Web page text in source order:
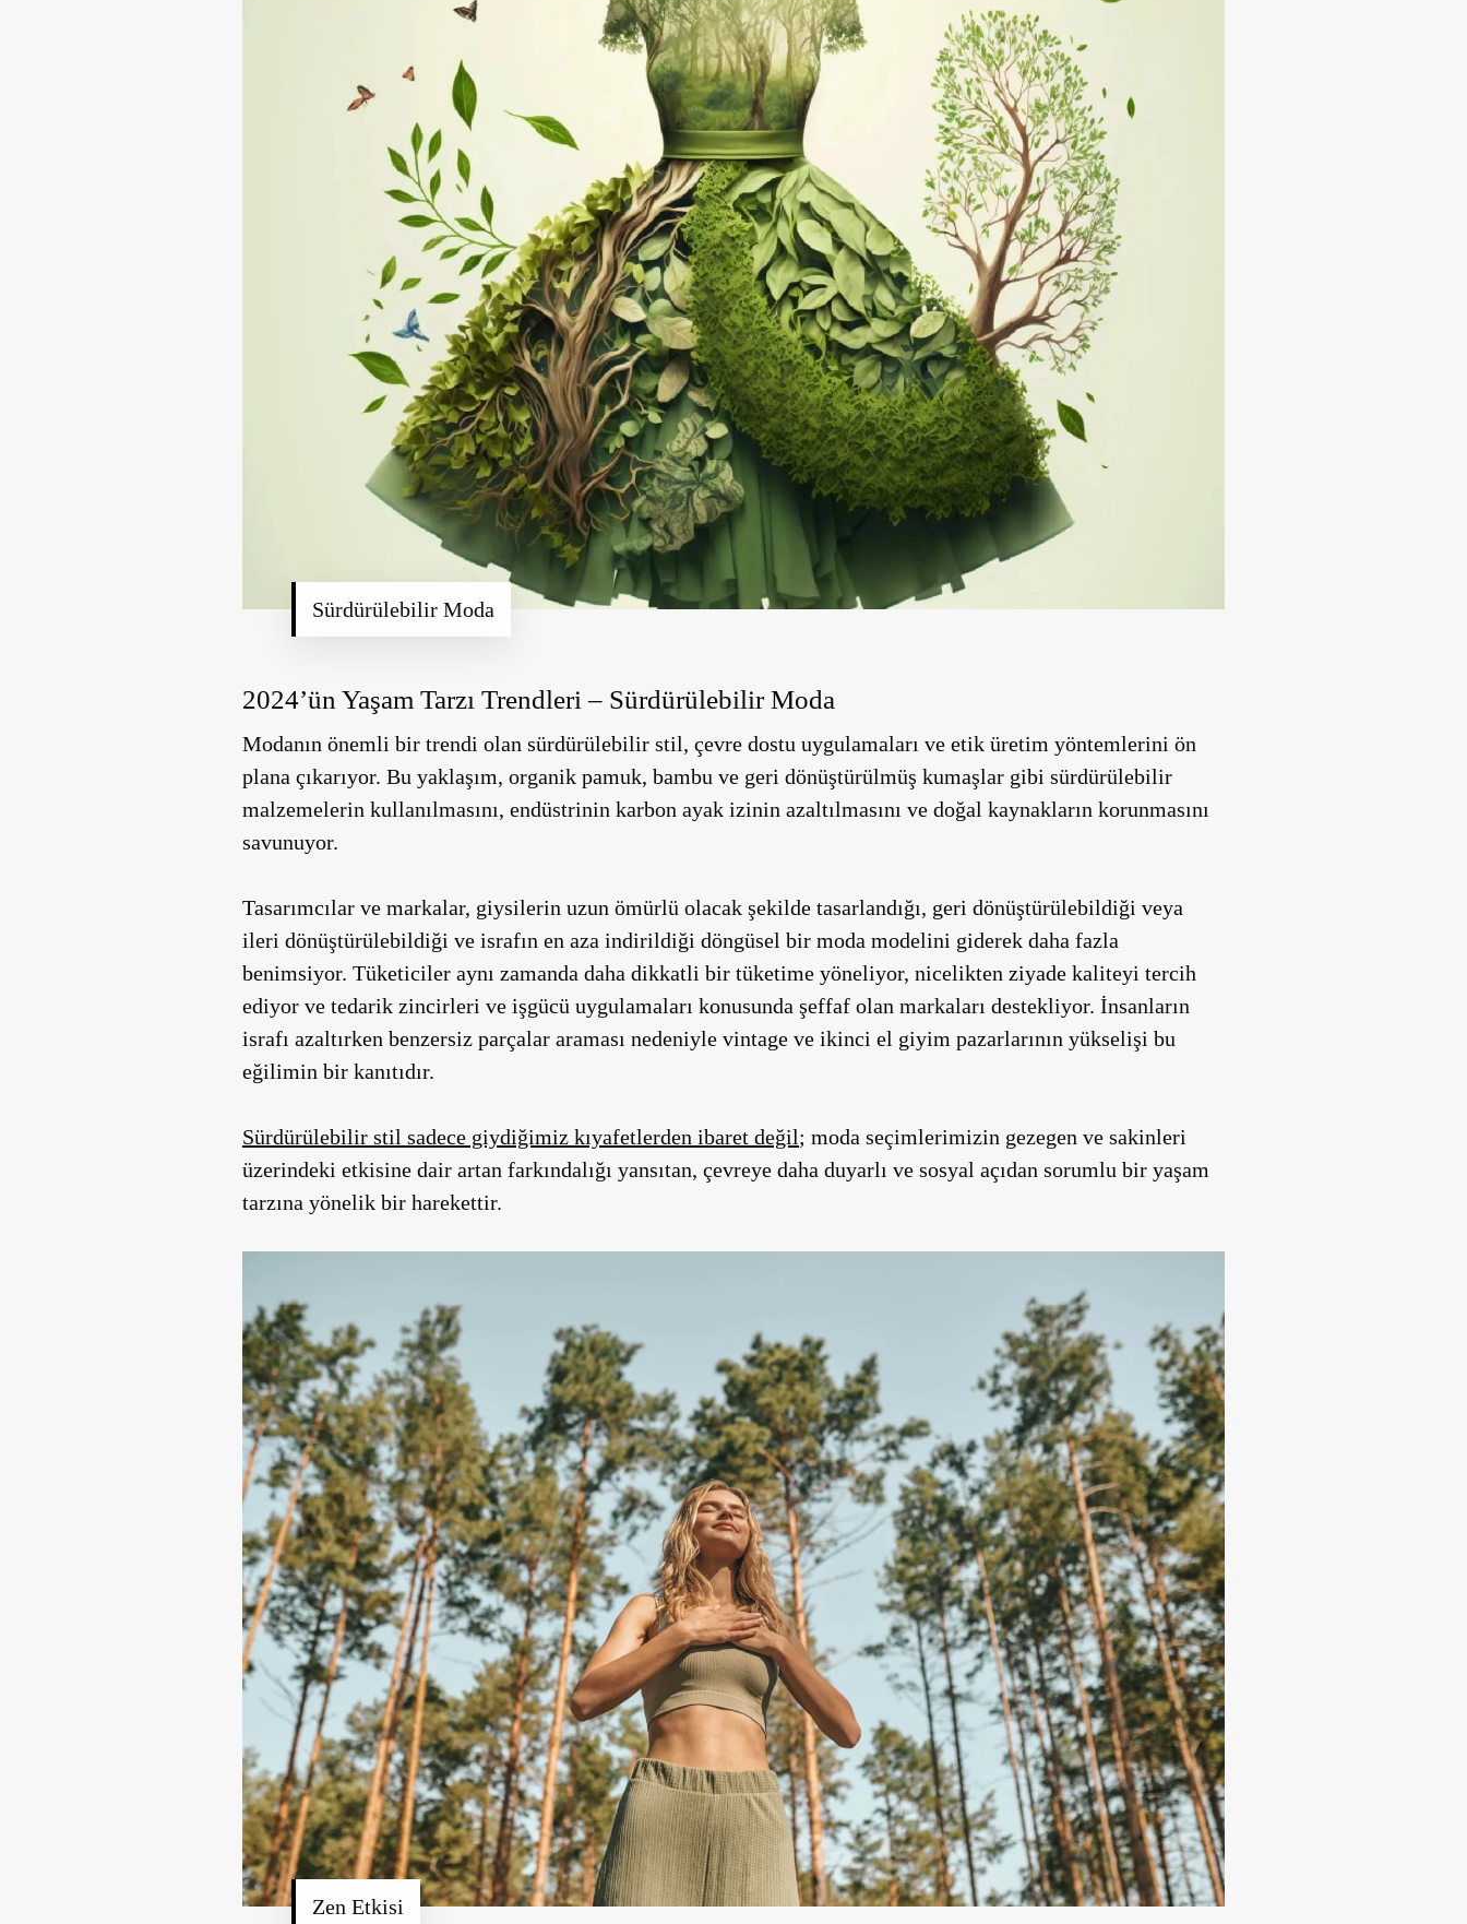
Sürdürülebilir Moda
2024’ün Yaşam Tarzı Trendleri – Sürdürülebilir Moda
Modanın önemli bir trendi olan sürdürülebilir stil, çevre dostu uygulamaları ve etik üretim yöntemlerini ön
plana çıkarıyor. Bu yaklaşım, organik pamuk, bambu ve geri dönüştürülmüş kumaşlar gibi sürdürülebilir
malzemelerin kullanılmasını, endüstrinin karbon ayak izinin azaltılmasını ve doğal kaynakların korunmasını
savunuyor.
Tasarımcılar ve markalar, giysilerin uzun ömürlü olacak şekilde tasarlandığı, geri dönüştürülebildiği veya
ileri dönüştürülebildiği ve israfın en aza indirildiği döngüsel bir moda modelini giderek daha fazla
benimsiyor. Tüketiciler aynı zamanda daha dikkatli bir tüketime yöneliyor, nicelikten ziyade kaliteyi tercih
ediyor ve tedarik zincirleri ve işgücü uygulamaları konusunda şeffaf olan markaları destekliyor. İnsanların
israfı azaltırken benzersiz parçalar araması nedeniyle vintage ve ikinci el giyim pazarlarının yükselişi bu
eğilimin bir kanıtıdır.
Sürdürülebilir stil sadece giydiğimiz kıyafetlerden ibaret değil; moda seçimlerimizin gezegen ve sakinleri
üzerindeki etkisine dair artan farkındalığı yansıtan, çevreye daha duyarlı ve sosyal açıdan sorumlu bir yaşam
tarzına yönelik bir harekettir.
Zen Etkisi